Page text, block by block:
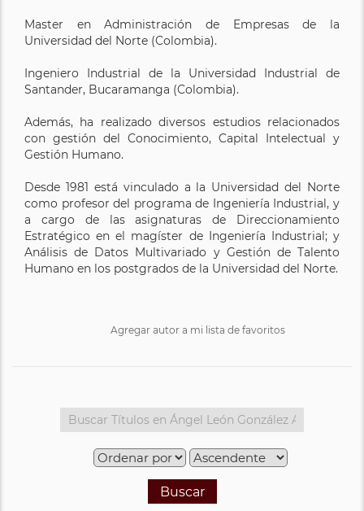
Master en Administración de Empresas de la
Universidad del Norte (Colombia).
Ingeniero Industrial de la Universidad Industrial de
Santander, Bucaramanga (Colombia).
Además, ha realizado diversos estudios relacionados
con gestión del Conocimiento, Capital Intelectual y
Gestión Humano.
Desde 1981 está vinculado a la Universidad del Norte
como profesor del programa de Ingeniería Industrial, y
a cargo de las asignaturas de Direccionamiento
Estratégico en el magíster de Ingeniería Industrial; y
Análisis de Datos Multivariado y Gestión de Talento
Humano en los postgrados de la Universidad del Norte.
Agregar autor a mi lista de favoritos
Buscar